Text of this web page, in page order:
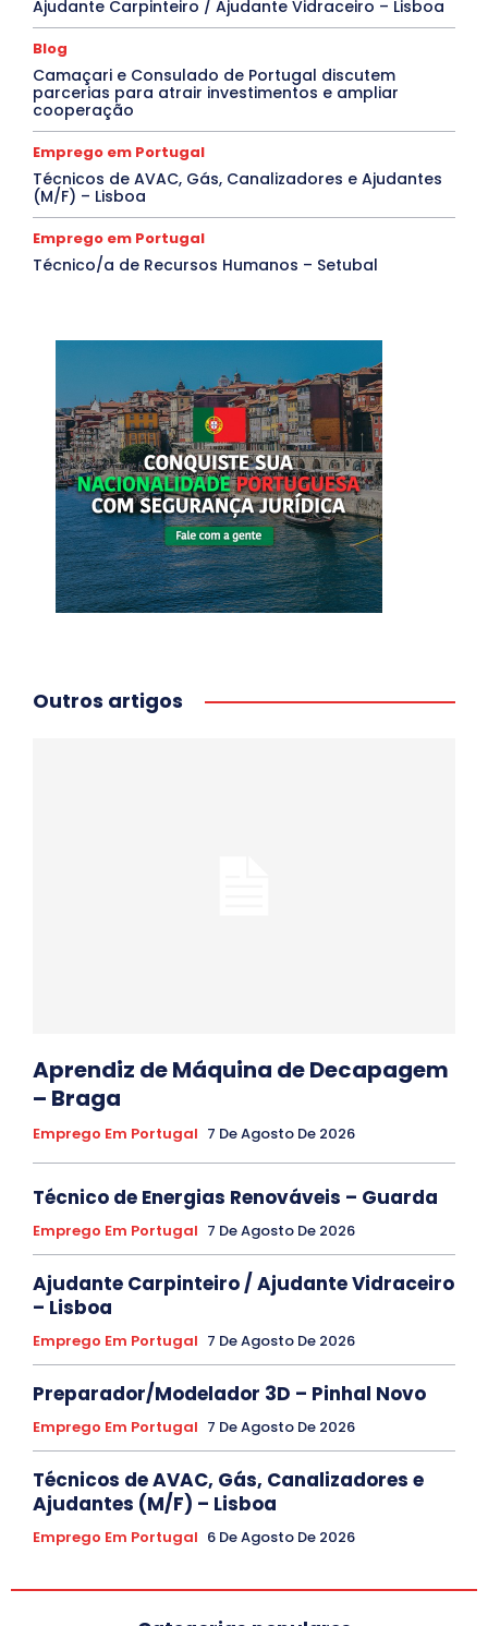
Ajudante Carpinteiro / Ajudante Vidraceiro – Lisboa
Blog
Camaçari e Consulado de Portugal discutem
parcerias para atrair investimentos e ampliar
cooperação
Emprego em Portugal
Técnicos de AVAC, Gás, Canalizadores e Ajudantes
(M/F) – Lisboa
Emprego em Portugal
Técnico/a de Recursos Humanos – Setubal
Outros artigos
Aprendiz de Máquina de Decapagem
– Braga
Emprego Em Portugal 7 De Agosto De 2026
Técnico de Energias Renováveis – Guarda
Emprego Em Portugal 7 De Agosto De 2026
Ajudante Carpinteiro / Ajudante Vidraceiro
– Lisboa
Emprego Em Portugal 7 De Agosto De 2026
Preparador/Modelador 3D – Pinhal Novo
Emprego Em Portugal 7 De Agosto De 2026
Técnicos de AVAC, Gás, Canalizadores e
Ajudantes (M/F) – Lisboa
Emprego Em Portugal 6 De Agosto De 2026